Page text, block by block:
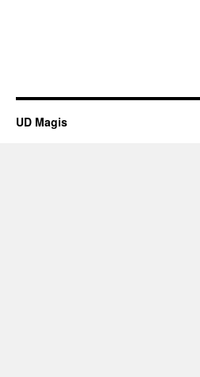
UD Magis